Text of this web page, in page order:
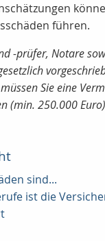
führen.
-prüfer, Notare
Sie eine
(min. 250.000
sind...
ist die